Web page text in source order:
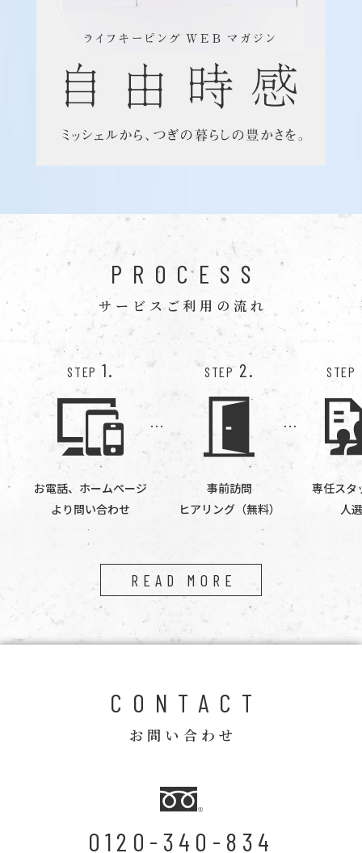
PROCESS
サービスご利用の流れ
STEP 1.
お電話、ホームページ
より問い合わせ
STEP 2.
事前訪問
ヒアリング（無料）
STEP
専任スタ
人選
READ MORE
CONTACT
お問い合わせ
0120-340-834